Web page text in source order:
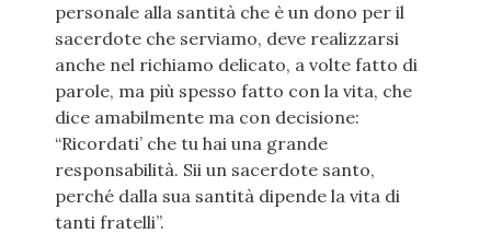
personale alla santità che è un dono per il
sacerdote che serviamo, deve realizzarsi
anche nel richiamo delicato, a volte fatto di
parole, ma più spesso fatto con la vita, che
dice amabilmente ma con decisione:
“Ricordati’ che tu hai una grande
responsabilità. Sii un sacerdote santo,
perché dalla sua santità dipende la vita di
tanti fratelli”.